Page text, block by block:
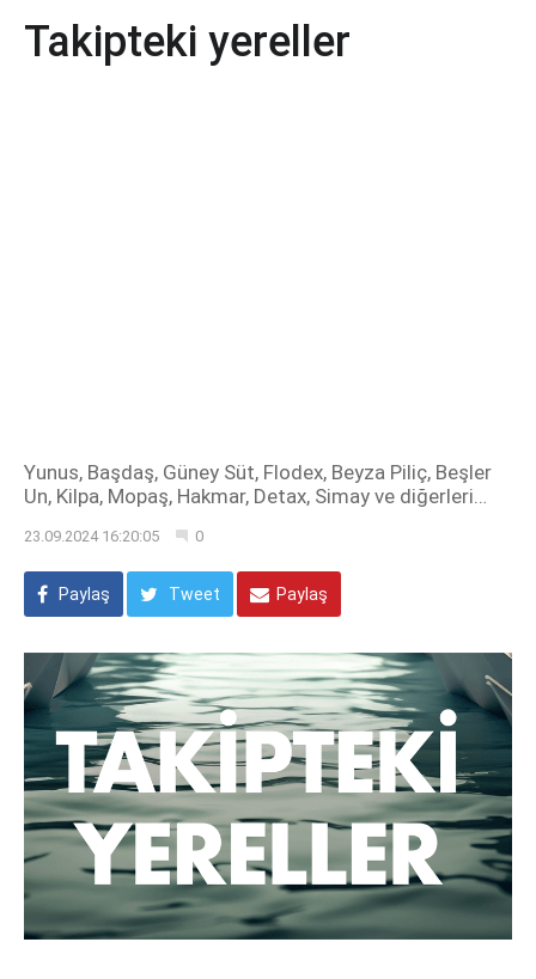
Takipteki yereller
Yunus, Başdaş, Güney Süt, Flodex, Beyza Piliç, Beşler
Un, Kilpa, Mopaş, Hakmar, Detax, Simay ve diğerleri…
23.09.2024 16:20:05 0
Paylaş Tweet Paylaş